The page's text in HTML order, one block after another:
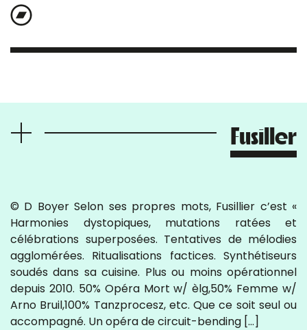
Fusiller
© D Boyer Selon ses propres mots, Fusillier c’est «
Harmonies dystopiques, mutations ratées et
célébrations superposées. Tentatives de mélodies
agglomérées. Ritualisations factices. Synthétiseurs
soudés dans sa cuisine. Plus ou moins opérationnel
depuis 2010. 50% Opéra Mort w/ èlg,50% Femme w/
Arno Bruil,100% Tanzprocesz, etc. Que ce soit seul ou
accompagné. Un opéra de circuit-bending […]